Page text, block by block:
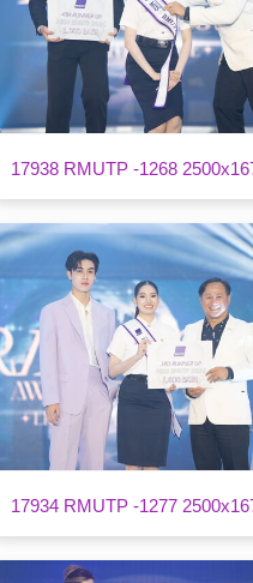
17938 RMUTP -1268
17934 RMUTP -1277